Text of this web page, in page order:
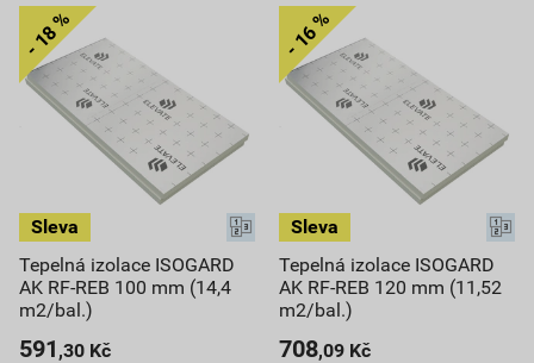
Tepelná izolace ISOGARD
AK RF-REB 100 mm (14,4
m2/bal.)
591 ,30 Kč
Tepelná izolace ISOGARD
AK RF-REB 120 mm (11,52
m2/bal.)
708,09 Kč